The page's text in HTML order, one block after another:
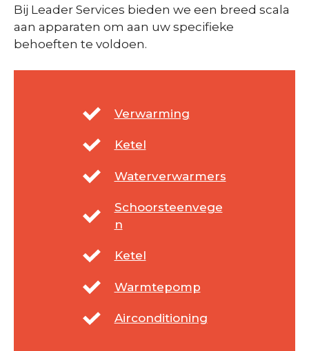
Bij Leader Services bieden we een breed scala
aan apparaten om aan uw specifieke
behoeften te voldoen.
Verwarming
Ketel
Waterverwarmers
Schoorsteenvege
n
Ketel
Warmtepomp
Airconditioning